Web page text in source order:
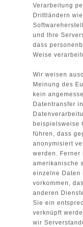
Verarbeitung
Drittländern
und Ihre
dass
Weise
Wir weisen
Meinung des
kein
Datentransfer
beispielsweise
führen, dass
anonymisiert
werden. Ferner
amerikanische
einzelne Daten
vorkommen,
anderen
Sie ein
verknüpft
wir